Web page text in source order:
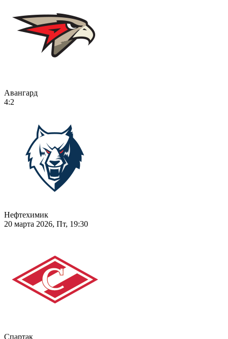
Авангард
4:2
Нефтехимик
20 марта 2026, Пт, 19:30
Спартак